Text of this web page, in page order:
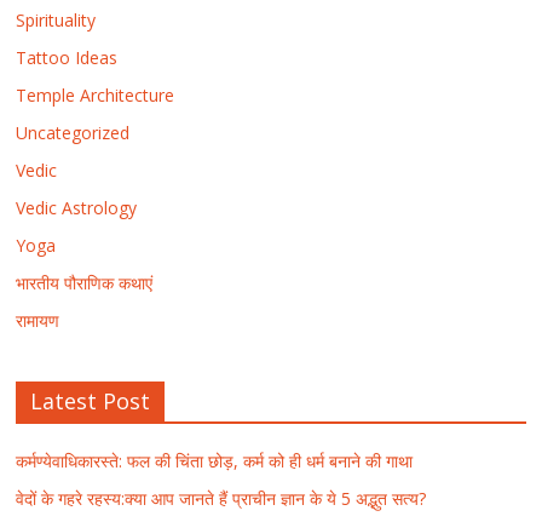
Spirituality
Tattoo Ideas
Temple Architecture
Uncategorized
Vedic
Vedic Astrology
Yoga
भारतीय पौराणिक कथाएं
रामायण
Latest Post
कर्मण्येवाधिकारस्ते: फल की चिंता छोड़, कर्म को ही धर्म बनाने की गाथा
वेदों के गहरे रहस्य:क्या आप जानते हैं प्राचीन ज्ञान के ये 5 अद्भुत सत्य?